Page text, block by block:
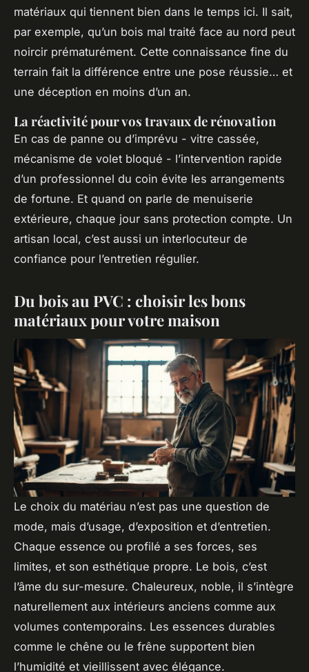
matériaux qui tiennent bien dans le temps ici. Il sait,
par exemple, qu’un bois mal traité face au nord peut
noircir prématurément. Cette connaissance fine du
terrain fait la différence entre une pose réussie… et
une déception en moins d’un an.
La réactivité pour vos travaux de rénovation
En cas de panne ou d’imprévu - vitre cassée,
mécanisme de volet bloqué - l’intervention rapide
d’un professionnel du coin évite les arrangements
de fortune. Et quand on parle de menuiserie
extérieure, chaque jour sans protection compte. Un
artisan local, c’est aussi un interlocuteur de
confiance pour l’entretien régulier.
Du bois au PVC : choisir les bons
matériaux pour votre maison
Le choix du matériau n’est pas une question de
mode, mais d’usage, d’exposition et d’entretien.
Chaque essence ou profilé a ses forces, ses
limites, et son esthétique propre. Le bois, c’est
l’âme du sur-mesure. Chaleureux, noble, il s’intègre
naturellement aux intérieurs anciens comme aux
volumes contemporains. Les essences durables
comme le chêne ou le frêne supportent bien
l’humidité et vieillissent avec élégance.